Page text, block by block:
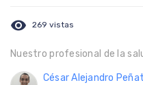
visibility 269 vistas
Nuestro profesional de la
César Alejandro